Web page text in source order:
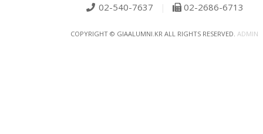
02-540-7637
02-2686-6713
COPYRIGHT © GIAALUMNI.KR ALL RIGHTS RESERVED. ADMIN